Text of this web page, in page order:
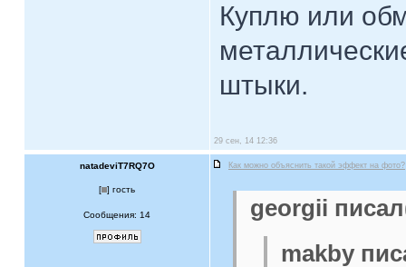
Куплю или
штыки.
29 сен, 14 12:36
natadeviT7RQ7O Как можно объяснить такой эффект на фото?
[ ] гость
Сообщения: 14
georgii
makby